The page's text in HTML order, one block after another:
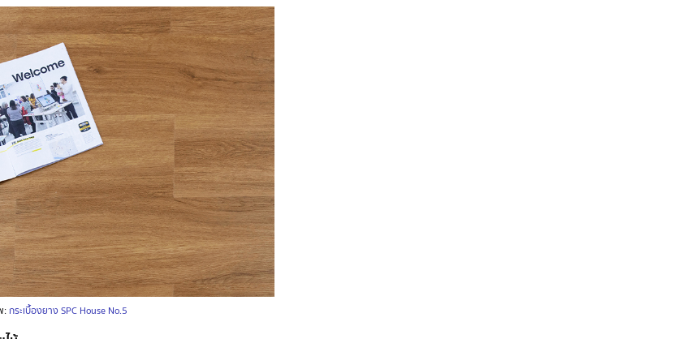
:กระเบื้องยาง SPC House No.5